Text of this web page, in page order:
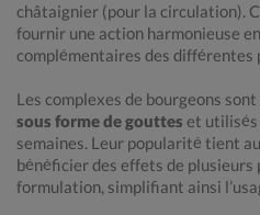
châtaignier (pour la circulation).
fournir une action harmonieuse
complémentaires des différentes
Les complexes de bourgeons sont
sous forme de gouttes et utilisés
semaines. Leur popularité tient
bénéficier des effets de plusieurs
formulation, simplifiant ainsi